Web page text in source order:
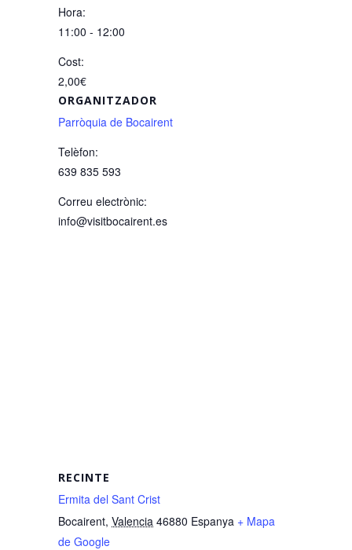
Hora:
11:00 - 12:00
Cost:
2,00€
ORGANITZADOR
Parròquia de Bocairent
Telèfon:
639 835 593
Correu electrònic:
info@visitbocairent.es
RECINTE
Ermita del Sant Crist
Bocairent, Valencia 46880 Espanya + Mapa
de Google